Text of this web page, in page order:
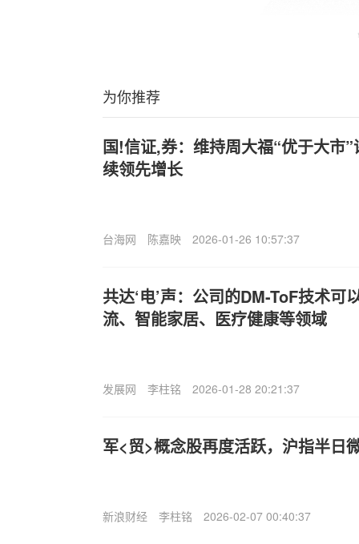
为你推荐
国!信证,券：维持周大福“优于大市
续领先增长
台海网 陈嘉映 2026-01-26 10:57:37
共达‘电’声：公司的DM-ToF技术可
流、智能家居、医疗健康等领域
发展网 李柱铭 2026-01-28 20:21:37
军<贸>概念股再度活跃，沪指半日
新浪财经 李柱铭 2026-02-07 00:40:37